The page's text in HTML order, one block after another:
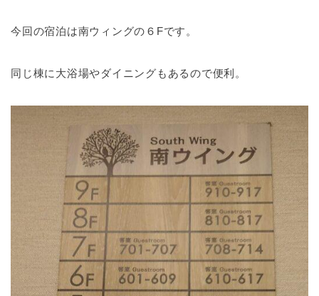
今回の宿泊は南ウィングの６Fです。
同じ棟に大浴場やダイニングもあるので便利。